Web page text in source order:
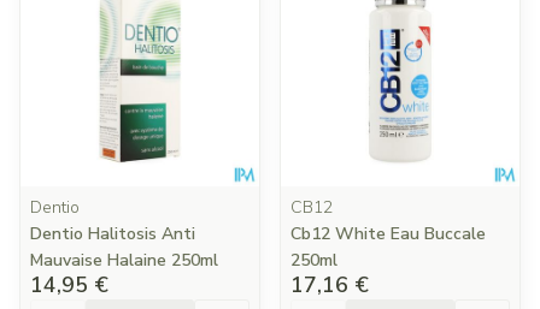
Dentio
Dentio Halitosis Anti
Mauvaise Halaine 250ml
14,95 €
CB12
Cb12 White Eau Buccale
250ml
17,16 €